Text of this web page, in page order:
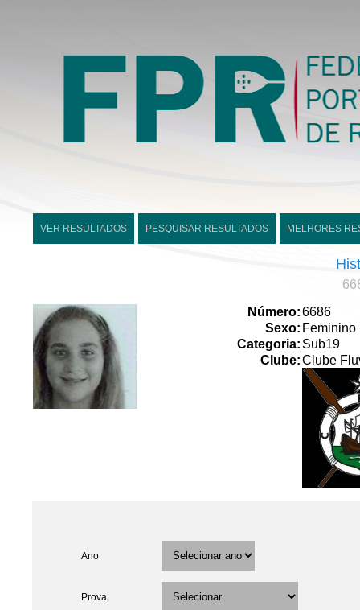
VER RESULTADOS PESQUISAR RESULTADOS MELHORES
Número:6686
Sexo: Feminino
Categoria: Sub19
Clube:Clube
Ano
Prova